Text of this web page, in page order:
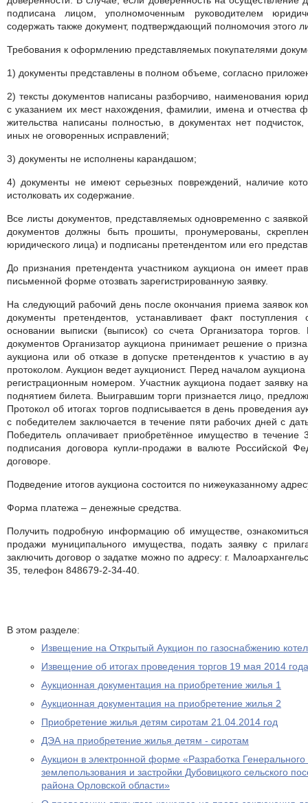
подписана лицом, уполномоченным руководителем
содержать также документ, подтверждающий полномочия этого
Требования к оформлению представляемых покупателями
1) документы представлены в полном объеме, согласно
2) тексты документов написаны разборчиво, наименования
с указанием их мест нахождения, фамилии, имена и отчества
жительства написаны полностью, в документах нет
иных не оговоренных исправлений;
3) документы не исполнены карандашом;
4) документы не имеют серьезных повреждений, наличие
истолковать их содержание.
Все листы документов, представляемых одновременно с
документов должны быть прошиты, пронумерованы,
юридического лица) и подписаны претендентом или его
До признания претендента участником аукциона он имеет
письменной форме отозвать зарегистрированную заявку.
На следующий рабочий день после окончания приема заявок
документы претендентов, устанавливает факт поступления
основании выписки (выписок) со счета Организатора торгов.
документов Организатор аукциона принимает решение о
аукциона или об отказе в допуске претендентов к участию в
протоколом. Аукцион ведет аукционист. Перед началом
регистрационным номером. Участник аукциона подает заявку
поднятием билета. Выигравшим торги признается лицо,
Протокол об итогах торгов подписывается в день проведения
с победителем заключается в течение пяти рабочих дней с
Победитель оплачивает приобретённое имущество в течение
подписания договора купли-продажи в валюте Российской
договоре.
Подведение итогов аукциона состоится по нижеуказанному
Форма платежа – денежные средства.
Получить подробную информацию об имуществе,
продажи муниципального имущества, подать заявку с
заключить договор о задатке можно по адресу: г.
35, телефон 848679-2-34-40.
В этом разделе:
Извещение на Открытый Аукцион по газоснабжению
Извещение об итогах проведения торгов 19 мая 2014 года
Аукционная документация на приобретение жилья 1
Аукционная документация на приобретение жилья 2
Приобретение жилья детям сиротам 21.04.2014 год
ДЭА на приобретение жилья детям - сиротам
Аукцион в электронной форме «Разработка
землепользования и застройки Дубовицкого сельского
района Орловской области»